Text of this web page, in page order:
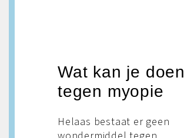
Wat kan je doen
tegen myopie
Helaas bestaat er geen